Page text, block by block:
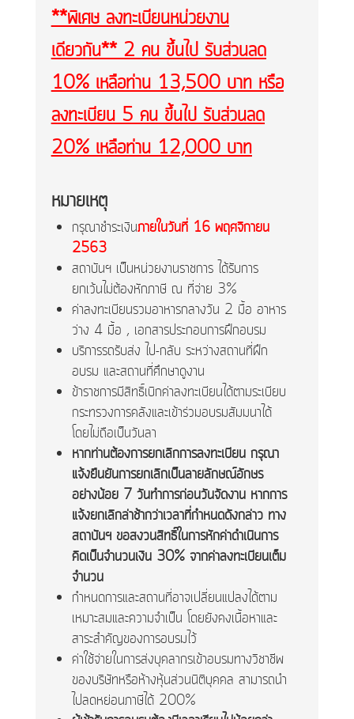
**พิเศษ ลงทะเบียนหน่วยงาน
เดียวกัน** 2 คน ขึ้นไป รับส่วนลด
10% เหลือท่าน 13,500 บาท หรือ
ลงทะเบียน 5 คน ขึ้นไป รับส่วนลด
20% เหลือท่าน 12,000 บาท
หมายเหตุ
กรุณาชำระเงินภายในวันที่ 16 พฤศจิกายน
2563
สถาบันฯ เป็นหน่วยงานราชการ ได้รับการ
ยกเว้นไม่ต้องหักภาษี ณ ที่จ่าย 3%
ค่าลงทะเบียนรวมอาหารกลางวัน 2 มื้อ อาหาร
ว่าง 4 มื้อ , เอกสารประกอบการฝึกอบรม
บริการรถรับส่ง ไป-กลับ ระหว่างสถานที่ฝึก
อบรม และสถานที่ศึกษาดูงาน
ข้าราชการมีสิทธิ์เบิกค่าลงทะเบียนได้ตามระเบียบ
กระทรวงการคลังและเข้าร่วมอบรมสัมมนาได้
โดยไม่ถือเป็นวันลา
หากท่านต้องการยกเลิกการลงทะเบียน กรุณา
แจ้งยืนยันการยกเลิกเป็นลายลักษณ์อักษร
อย่างน้อย 7 วันทำการก่อนวันจัดงาน หากการ
แจ้งยกเลิกล่าช้ากว่าเวลาที่กำหนดดังกล่าว ทาง
สถาบันฯ ขอสงวนสิทธิ์ในการหักค่าดำเนินการ
คิดเป็นจำนวนเงิน 30% จากค่าลงทะเบียนเต็ม
จำนวน
กำหนดการและสถานที่อาจเปลี่ยนแปลงได้ตาม
เหมาะสมและความจำเป็น โดยยังคงเนื้อหาและ
สาระสำคัญของการอบรมไว้
ค่าใช้จ่ายในการส่งบุคลากรเข้าอบรมทางวิชาชีพ
ของบริษัทหรือห้างหุ้นส่วนนิติบุคคล สามารถนำ
ไปลดหย่อนภาษีได้ 200%